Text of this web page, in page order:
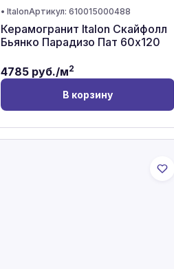
• ItalonАртикул: 610015000488
Керамогранит Italon Скайфолл
Бьянко Парадизо Пат 60x120
4785руб./м2
В корзину